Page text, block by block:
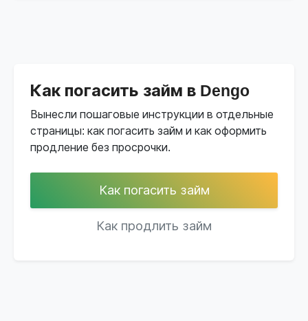
Как погасить займ в Dengo
Вынесли пошаговые инструкции в отдельные
страницы: как погасить займ и как оформить
продление без просрочки.
Как погасить займ
Как продлить займ